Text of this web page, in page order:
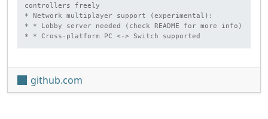
controllers freely
* Network multiplayer support (experimental):
* * Lobby server needed (check README for more info)
* * Cross-platform PC <-> Switch supported
github.com